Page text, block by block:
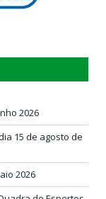
2026
15 de agosto de
2026